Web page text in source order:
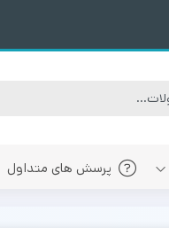
پرسش های متداول